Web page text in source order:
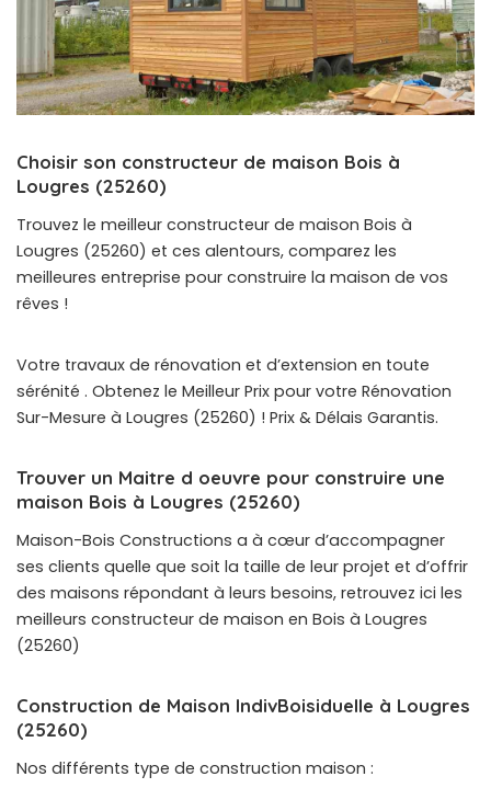
Choisir son constructeur de maison Bois à
Lougres (25260)
Trouvez le meilleur constructeur de maison Bois à
Lougres (25260) et ces alentours, comparez les
meilleures entreprise pour construire la maison de vos
rêves !
Votre travaux de rénovation et d’extension en toute
sérénité . Obtenez le Meilleur Prix pour votre Rénovation
Sur-Mesure à Lougres (25260) ! Prix & Délais Garantis.
Trouver un Maitre d oeuvre pour construire une
maison Bois à Lougres (25260)
Maison-Bois Constructions a à cœur d’accompagner
ses clients quelle que soit la taille de leur projet et d’offrir
des maisons répondant à leurs besoins, retrouvez ici les
meilleurs constructeur de maison en Bois à Lougres
(25260)
Construction de Maison IndivBoisiduelle à Lougres
(25260)
Nos différents type de construction maison :